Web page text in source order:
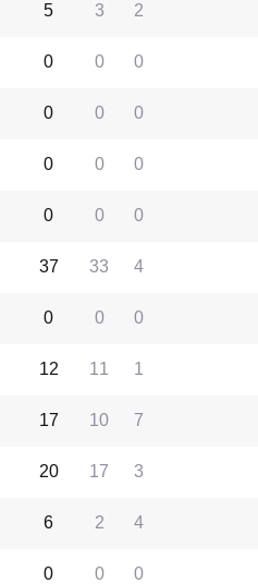
2
3
5
0
0
0
0
0
0
0
0
0
0
0
0
4
33
37
0
0
0
1
11
12
7
10
17
3
17
20
4
2
6
0
0
0